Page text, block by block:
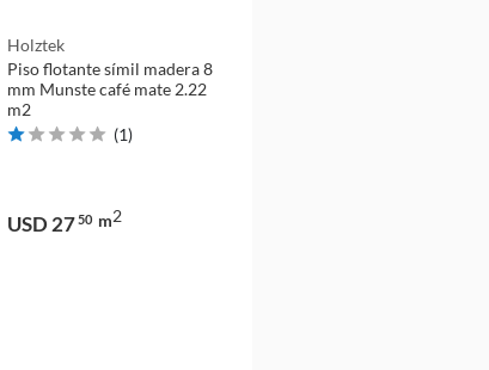
Holztek
Piso flotante símil madera 8
mm Munste café mate 2.22
m2
(1)
USD 2750 m2